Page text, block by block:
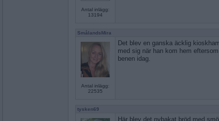
Antal inlägg:
13194
SmålandsMira
Antal inlägg:
22535
Det blev en ganska äcklig
med sig när han kom hem
benen idag.
tysken69
Här blev det nybakat bröd med